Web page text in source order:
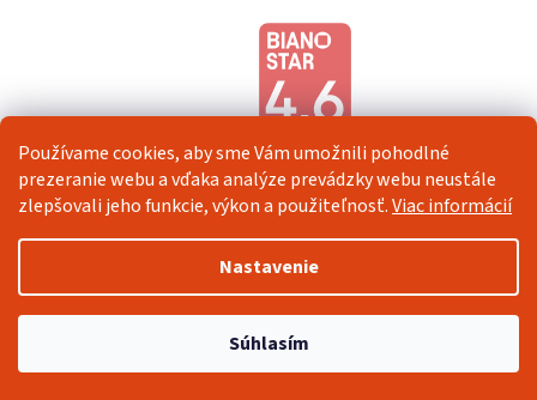
Používame cookies, aby sme Vám umožnili pohodlné
prezeranie webu a vďaka analýze prevádzky webu neustále
zlepšovali jeho funkcie, výkon a použiteľnosť.Viac informácií
Nastavenie
Súhlasím
Copyright 2026Veselá Stena. Všetky práva vyhradené.Upraviť
nastavenie cookies